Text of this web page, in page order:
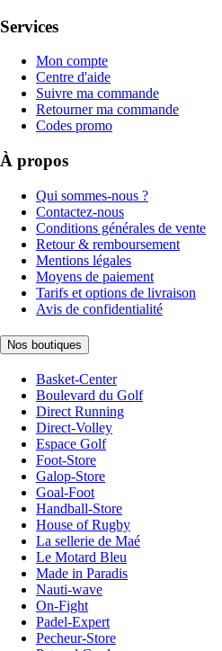
Services
Mon compte
Centre d'aide
Suivre ma commande
Retourner ma commande
Codes promo
À propos
Qui sommes-nous ?
Contactez-nous
Conditions générales de vente
Retour & remboursement
Mentions légales
Moyens de paiement
Tarifs et options de livraison
Avis de confidentialité
Nos boutiques
Basket-Center
Boulevard du Golf
Direct Running
Direct-Volley
Espace Golf
Foot-Store
Galop-Store
Goal-Foot
Handball-Store
House of Rugby
La sellerie de Maé
Le Motard Bleu
Made in Paradis
Nauti-wave
On-Fight
Padel-Expert
Pecheur-Store